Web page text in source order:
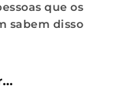
que os
sabem disso